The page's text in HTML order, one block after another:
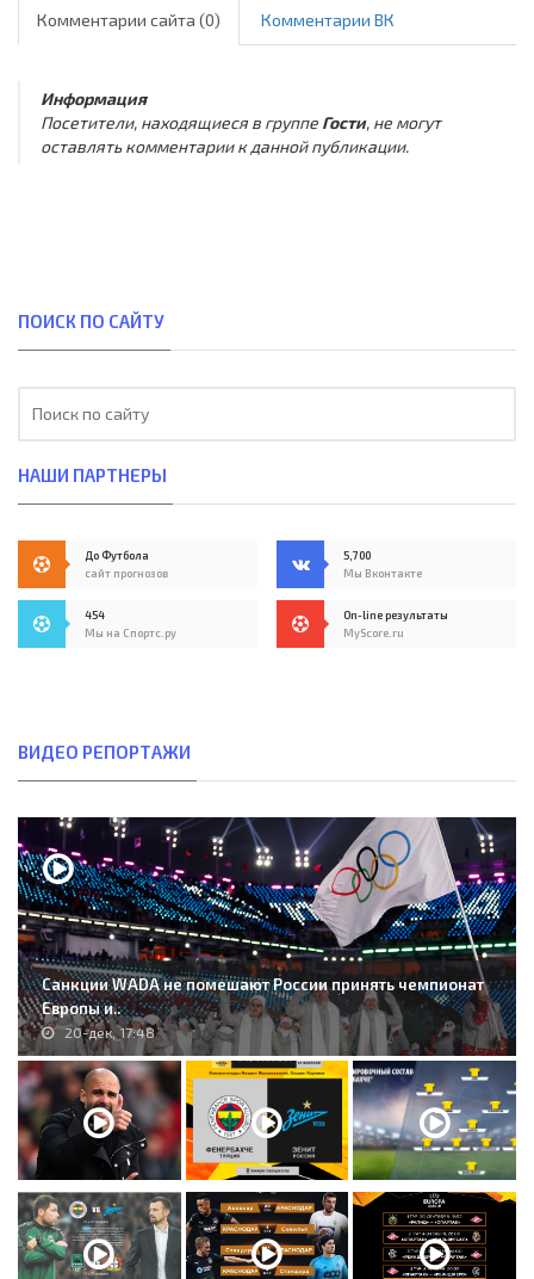
Комментарии сайта (0) Комментарии ВК
Информация
Посетители, находящиеся в группе Гости, не могут
оставлять комментарии к данной публикации.
ПОИСК ПО САЙТУ
НАШИ ПАРТНЕРЫ
До Футбола
сайт прогнозов
5,700
Мы Вконтакте
454
Мы на Спортс.ру
On-line результаты
MyScore.ru
ВИДЕО РЕПОРТАЖИ
Санкции WADA не помешают России принять чемпионат
Европы и..
20-дек, 17:48